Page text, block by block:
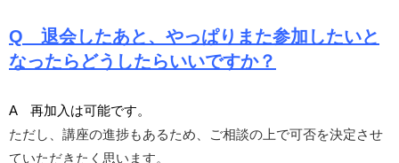
Q 退会したあと、やっぱりまた参加したいと
なったらどうしたらいいですか？
A 再加入は可能です。
ただし、講座の進捗もあるため、ご相談の上で可否を決定させ
ていただきたく思います。